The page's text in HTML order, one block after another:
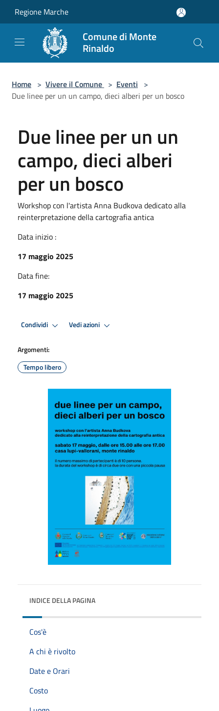
Regione Marche
Comune di Monte
Rinaldo
Home > Vivere il Comune > Eventi >
Due linee per un un campo, dieci alberi per un bosco
Due linee per un un
campo, dieci alberi
per un bosco
Workshop con l'artista Anna Budkova dedicato alla
reinterpretazione della cartografia antica
Data inizio :
17 maggio 2025
Data fine:
17 maggio 2025
Condividi Vedi azioni
Argomenti:
Tempo libero
INDICE DELLA PAGINA
Cos'è
A chi è rivolto
Date e Orari
Costo